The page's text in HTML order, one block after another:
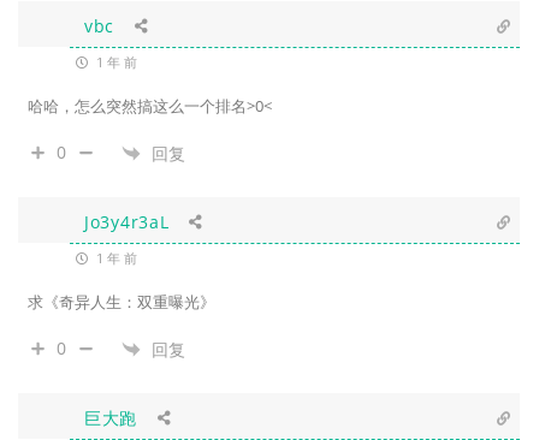
vbc
1 年 前
哈哈，怎么突然搞这么一个排名>0<
0 回复
Jo3y4r3aL
1 年 前
求《奇异人生：双重曝光》
0 回复
巨大跑